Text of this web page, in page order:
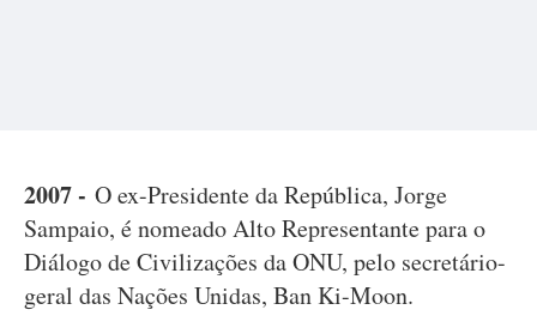
2007 - O ex-Presidente da República, Jorge
Sampaio, é nomeado Alto Representante para o
Diálogo de Civilizações da ONU, pelo secretário-
geral das Nações Unidas, Ban Ki-Moon.